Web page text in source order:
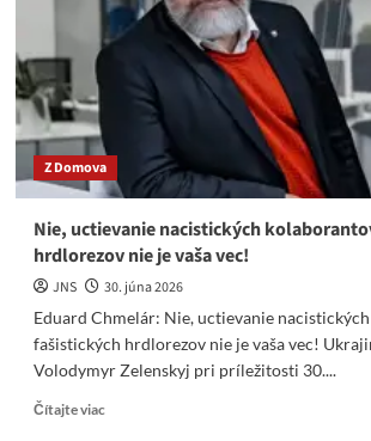
Vlády
SR,
počuť
pravdu?
Z Domova
Nie, uctievanie nacistických
hrdlorezov nie je vaša vec!
JNS
30. júna 2026
Eduard Chmelár: Nie, uctievanie
fašistických hrdlorezov nie je vaša vec!
Volodymyr Zelenskyj pri príležitosti 30....
Čítajte viacRead